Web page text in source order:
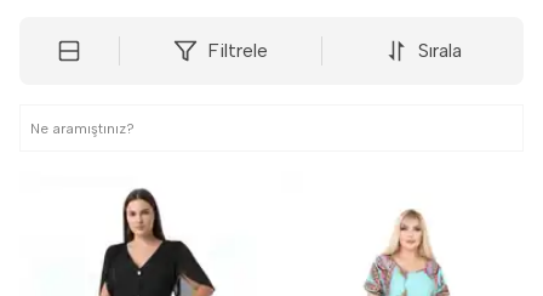
Filtrele Sırala